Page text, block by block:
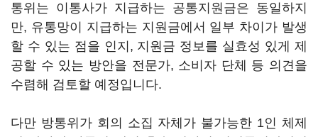
통위는 이통사가 지급하는 공통지원금은 동일하지
만, 유통망이 지급하는 지원금에서 일부 차이가 발생
할 수 있는 점을 인지, 지원금 정보를 실효성 있게 제
공할 수 있는 방안을 전문가, 소비자 단체 등 의견을
수렴해 검토할 예정입니다.
다만 방통위가 회의 소집 자체가 불가능한 1인 체제